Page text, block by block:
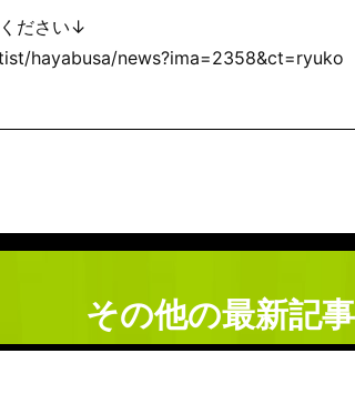
ださい↓
hayabusa/news?ima=2358&ct=ryuko
その他の最新記事